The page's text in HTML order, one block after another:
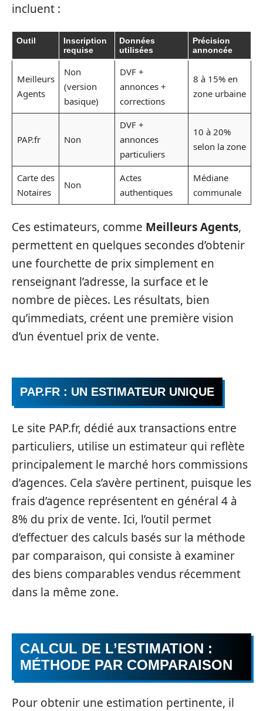
incluent :
Outil
Inscription
requise
Données
utilisées
Précision
annoncée
Meilleurs
Agents
Non
(version
basique)
DVF +
annonces +
corrections
8 à 15% en
zone urbaine
PAP.fr Non
DVF +
annonces
particuliers
10 à 20%
selon la zone
Carte des
Notaires
Non
Actes
authentiques
Médiane
communale
Ces estimateurs, comme Meilleurs Agents,
permettent en quelques secondes d’obtenir
une fourchette de prix simplement en
renseignant l’adresse, la surface et le
nombre de pièces. Les résultats, bien
qu’immediats, créent une première vision
d’un éventuel prix de vente.
PAP.FR : UN ESTIMATEUR UNIQUE
Le site PAP.fr, dédié aux transactions entre
particuliers, utilise un estimateur qui reflète
principalement le marché hors commissions
d’agences. Cela s’avère pertinent, puisque les
frais d’agence représentent en général 4 à
8% du prix de vente. Ici, l’outil permet
d’effectuer des calculs basés sur la méthode
par comparaison, qui consiste à examiner
des biens comparables vendus récemment
dans la même zone.
CALCUL DE L’ESTIMATION :
MÉTHODE PAR COMPARAISON
Pour obtenir une estimation pertinente, il